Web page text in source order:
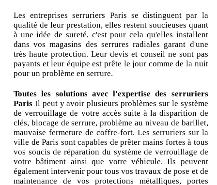
Les entreprises serruriers Paris se distinguent par la
qualité de leur prestation, elles restent soucieuses quant
à une idée de sureté, c'est pour cela qu'elles installent
dans vos magasins des serrures radiales garant d'une
très haute protection. Leur devis et conseil ne sont pas
payants et leur équipe est prête le jour comme de la nuit
pour un problème en serrure.
Toutes les solutions avec l'expertise des serruriers
Paris Il peut y avoir plusieurs problèmes sur le système
de verrouillage de votre accès suite à la disparition de
clés, blocage de serrure, problème au niveau de barillet,
mauvaise fermeture de coffre-fort. Les serruriers sur la
ville de Paris sont capables de prêter mains fortes à tous
vos soucis de réparation du système de verrouillage de
votre bâtiment ainsi que votre véhicule. Ils peuvent
également intervenir pour tous vos travaux de pose et de
maintenance de vos protections métalliques, portes